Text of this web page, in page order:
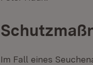
Im Fall eines